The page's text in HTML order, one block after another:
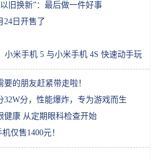
旧换新”：最后做一件好事
24日开售了
小米手机 5 与小米手机 4S 快速动手玩
的朋友赶紧带走啦！
32W分，性能爆炸，专为游戏而生
健康 从定期眼科检查开始
仅售1400元！